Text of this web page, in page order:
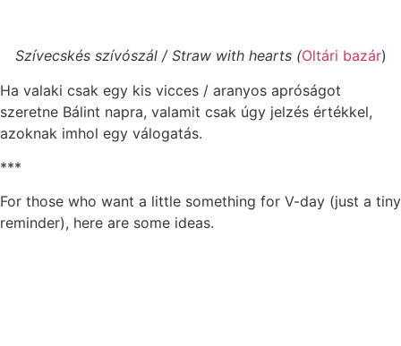
Szívecskés szívószál / Straw with hearts (Oltári bazár)
Ha valaki csak egy kis vicces / aranyos apróságot
szeretne Bálint napra, valamit csak úgy jelzés értékkel,
azoknak imhol egy válogatás.
***
For those who want a little something for V-day (just a tiny
reminder), here are some ideas.